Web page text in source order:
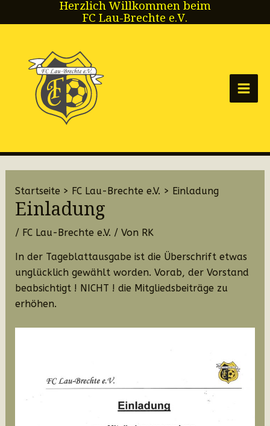
Inhalt
Herzlich Willkommen beim
FC Lau-Brechte e.V.
Main
Startseite FC Lau-Brechte e.V. Einladung
Einladung
/ FC Lau-Brechte e.V. / Von RK
In der Tageblattausgabe ist die Überschrift etwas
unglücklich gewählt worden. Vorab, der Vorstand
beabsichtigt ! NICHT ! die Mitgliedsbeiträge zu
erhöhen.